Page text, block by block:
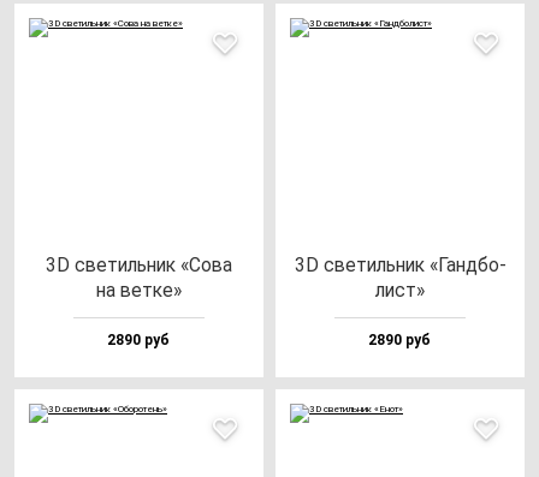
3D све­тиль­ник «Сова
на вет­ке»
2890 руб
3D све­тиль­ник «Ган­дбо­
лист»
2890 руб